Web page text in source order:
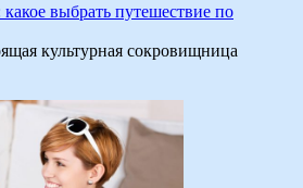
выбрать путешествие по
культурная сокровищница